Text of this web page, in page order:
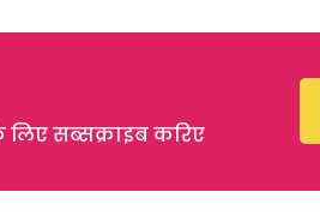
सब्सक्राइब करिए